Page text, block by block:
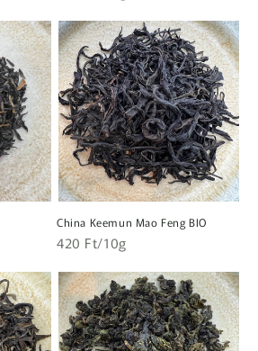
China Keemun Mao Feng BIO
Normál
Egységár
420 Ft/10g